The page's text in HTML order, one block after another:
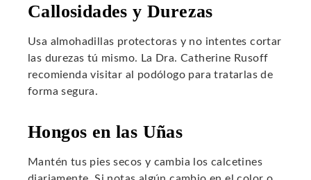
Callosidades y Durezas
Usa almohadillas protectoras y no intentes cortar
las durezas tú mismo. La Dra. Catherine Rusoff
recomienda visitar al podólogo para tratarlas de
forma segura.
Hongos en las Uñas
Mantén tus pies secos y cambia los calcetines